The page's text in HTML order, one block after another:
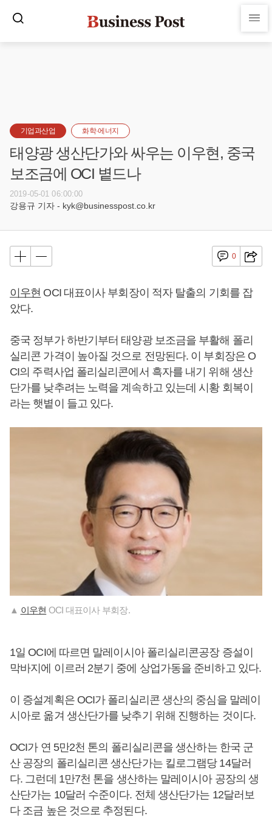
기업과산업 화학·에너지
태양광 생산단가와 싸우는 이우현, 중국
보조금에 OCI 볕드나
2019-05-01 06:00:00
강용규 기자 - kyk@businesspost.co.kr
0
이우현 OCI 대표이사 부회장이 적자 탈출의 기회를 잡
았다.
중국 정부가 하반기부터 태양광 보조금을 부활해 폴리
실리콘 가격이 높아질 것으로 전망된다. 이 부회장은 O
CI의 주력사업 폴리실리콘에서 흑자를 내기 위해 생산
단가를 낮추려는 노력을 계속하고 있는데 시황 회복이
라는 햇볕이 들고 있다.
▲ 이우현 OCI 대표이사 부회장.
1일 OCI에 따르면 말레이시아 폴리실리콘공장 증설이
막바지에 이르러 2분기 중에 상업가동을 준비하고 있다.
이 증설계획은 OCI가 폴리실리콘 생산의 중심을 말레이
시아로 옮겨 생산단가를 낮추기 위해 진행하는 것이다.
OCI가 연 5만2천 톤의 폴리실리콘을 생산하는 한국 군
산 공장의 폴리실리콘 생산단가는 킬로그램당 14달러
다. 그런데 1만7천 톤을 생산하는 말레이시아 공장의 생
산단가는 10달러 수준이다. 전체 생산단가는 12달러보
다 조금 높은 것으로 추정된다.